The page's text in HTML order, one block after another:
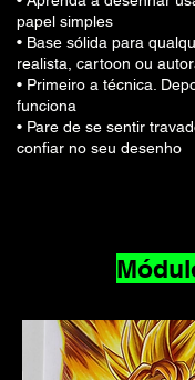
papel simples
• Base sólida para
realista, cartoon ou
• Primeiro a técnica.
funciona
• Pare de se sentir
confiar no seu desenho